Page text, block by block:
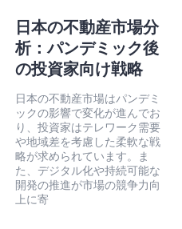
日本の不動産市場分
析：パンデミック後
の投資家向け戦略
日本の不動産市場はパンデミ
ックの影響で変化が進んでお
り、投資家はテレワーク需要
や地域差を考慮した柔軟な戦
略が求められています。ま
た、デジタル化や持続可能な
開発の推進が市場の競争力向
上に寄